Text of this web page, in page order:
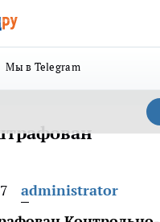
Мы в Telegram
administrator